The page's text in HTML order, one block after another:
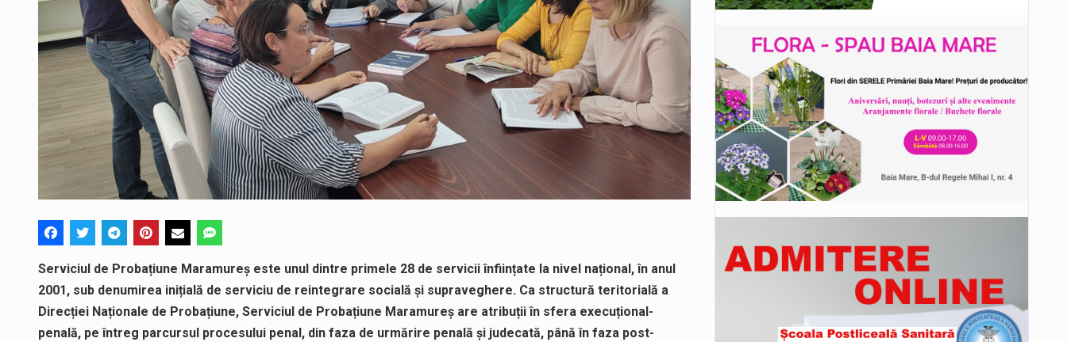
Serviciul de Probațiune Maramureș este unul dintre primele 28 de servicii înființate la nivel național, în anul
2001, sub denumirea inițială de serviciu de reintegrare socială și supraveghere. Ca structură teritorială a
Direcției Naționale de Probațiune, Serviciul de Probațiune Maramureș are atribuții în sfera execuțional-
penală, pe întreg parcursul procesului penal, din faza de urmărire penală și judecată, până în faza post-